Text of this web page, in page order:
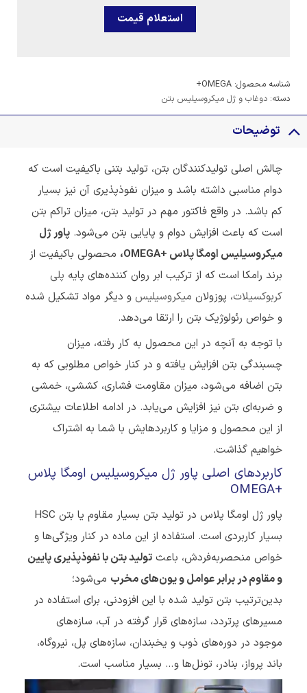
شناسه محصول: OMEGA+
دسته: دوغاب و ژل میکروسیلیس بتن
توضیحات
چالش اصلی تولیدکنندگان بتن، تولید بتنی باکیفیت است که
دوام مناسبی داشته باشد و میزان نفوذپذیری آن نیز بسیار
کم باشد. در واقع فاکتور مهم در تولید بتن، میزان تراکم بتن
است که باعث افزایش دوام و پایایی بتن می‌شود. پاور ژل
میکروسیلیس اومگا پلاس +OMEGA، محصولی باکیفیت از
برند رامکا است که از ترکیب ابر روان کننده‌های پایه پلی
کربوکسیلات، پوزولان میکروسیلیس و دیگر مواد تشکیل شده
و خواص رئولوژیک بتن را ارتقا می‌دهد.
با توجه به آنچه در این محصول به کار رفته، میزان
چسبندگی بتن افزایش یافته و در کنار خواص مطلوبی که به
بتن اضافه می‌شود، میزان مقاومت فشاری، کششی، خمشی
و ضربه‌ای بتن نیز افزایش می‌یابد. در ادامه اطلاعات بیشتری
از این محصول و مزایا و کاربردهایش با شما به اشتراک
خواهیم گذاشت.
کاربردهای اصلی پاور ژل میکروسیلیس اومگا پلاس
OMEGA+
پاور ژل اومگا پلاس در تولید بتن بسیار مقاوم یا بتن HSC
بسیار کاربردی است. استفاده از این ماده در کنار ویژگی‌ها و
خواص منحصربه‌فردش، باعث تولید بتن با نفوذپذیری پایین
و مقاوم در برابر عوامل و یون‌های مخرب می‌شود؛
بدین‌ترتیب بتن تولید شده با این افزودنی، برای استفاده در
مسیرهای پرتردد، سازه‌های قرار گرفته در آب، سازه‌های
موجود در دوره‌های ذوب و یخبندان، سازه‌های پل، نیروگاه،
باند پرواز، بنادر، تونل‌ها و… بسیار مناسب است.